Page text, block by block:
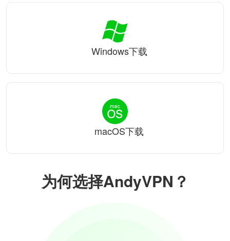
为何选择AndyVPN？
Windows下载
macOS下载